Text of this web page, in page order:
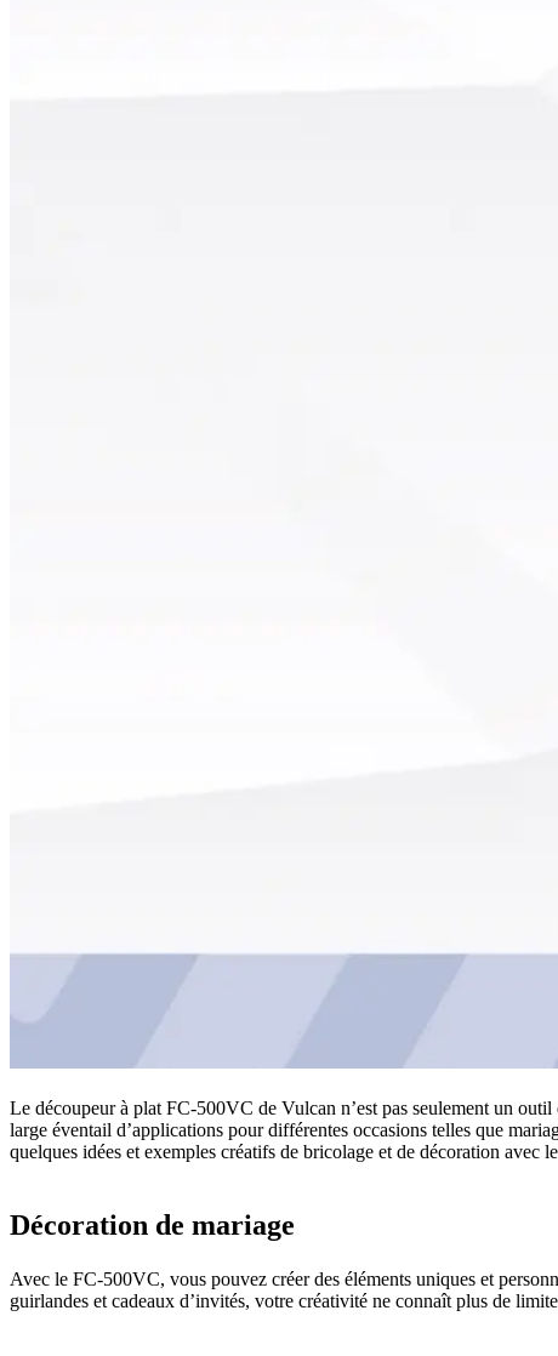
Le découpeur à plat FC-500VC de Vulcan n’est pas seulement un
large éventail d’applications pour différentes occasions telles que
quelques idées et exemples créatifs de bricolage et de décoration avec
Décoration de mariage
Avec le FC-500VC, vous pouvez créer des éléments uniques et
guirlandes et cadeaux d’invités, votre créativité ne connaît plus de